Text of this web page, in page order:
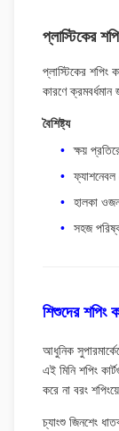
প্লাস্টিকের
প্লাস্টিকের শপিং
কারণে
বৈশিষ্ট্য
ক্ষয়
ফ্যাশনেবল
হালকা
সহজ
শিশুদের শপিং
আধুনিক
এই মিনি শপিং
করে না বরং
চ্যাংশু জিনশেং